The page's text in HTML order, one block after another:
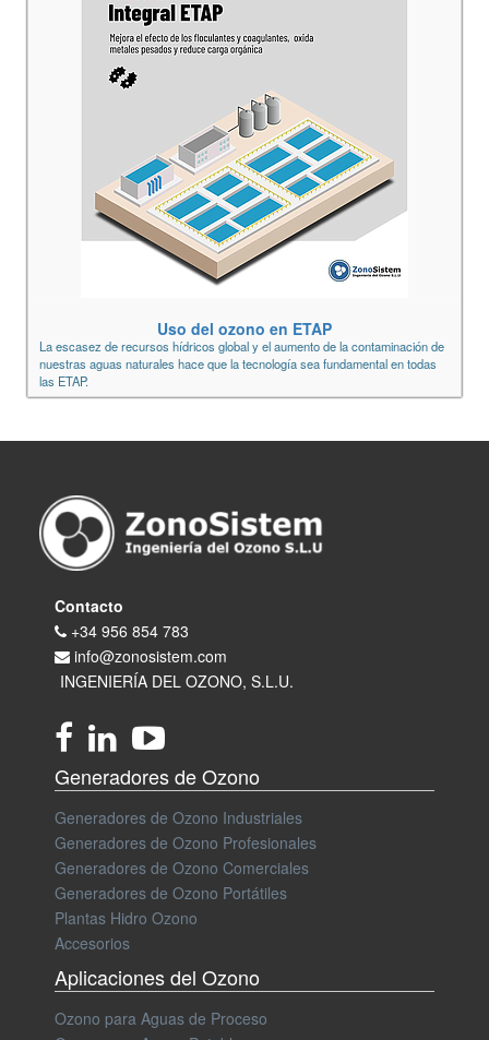
Uso del ozono en ETAP
La escasez de recursos hídricos global y el aumento de la contaminación de
nuestras aguas naturales hace que la tecnología sea fundamental en todas
las ETAP.
Contacto
+34 956 854 783
info@zonosistem.com
INGENIERÍA DEL OZONO, S.L.U.
Generadores de Ozono
Generadores de Ozono Industriales
Generadores de Ozono Profesionales
Generadores de Ozono Comerciales
Generadores de Ozono Portátiles
Plantas Hidro Ozono
Accesorios
Aplicaciones del Ozono
Ozono para Aguas de Proceso